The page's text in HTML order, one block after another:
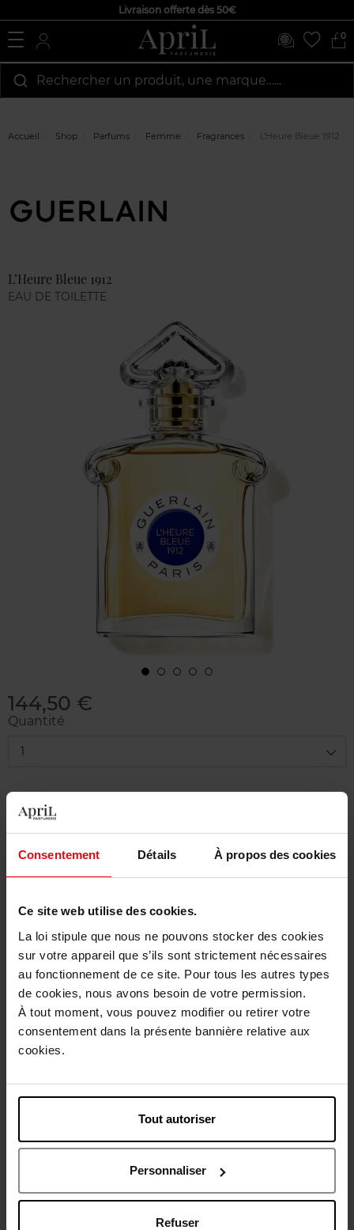
Consentement Détails À propos des cookies
Ce site web utilise des cookies.
La loi stipule que nous ne pouvons stocker des cookies
sur votre appareil que s’ils sont strictement nécessaires
au fonctionnement de ce site. Pour tous les autres types
de cookies, nous avons besoin de votre permission.
À tout moment, vous pouvez modifier ou retirer votre
consentement dans la présente bannière relative aux
cookies.
Tout autoriser
Personnaliser
Refuser
Livraison offerte dès 50€
0
Rechercher un produit, une marque…...
Accueil Shop Parfums Femme Fragrances L’Heure Bleue 1912
L’Heure Bleue 1912
EAU DE TOILETTE
144,50 €
Quantité
1
Livraison
En stock
Ajouter au panier
Description
Politique relative aux avis des clients